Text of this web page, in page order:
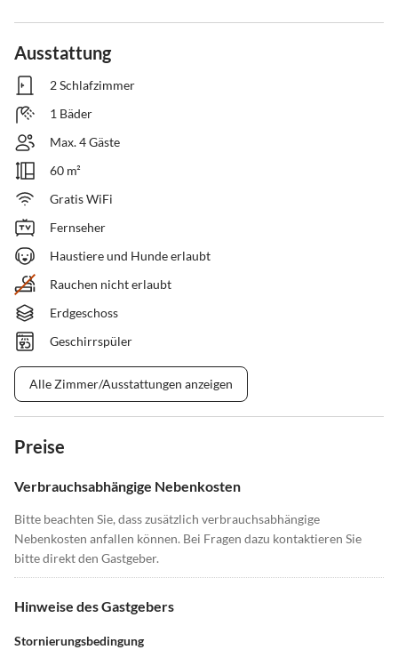
Ausstattung
2 Schlafzimmer
1 Bäder
Max. 4 Gäste
60 m²
Gratis WiFi
Fernseher
Haustiere und Hunde erlaubt
Rauchen nicht erlaubt
Erdgeschoss
Geschirrspüler
Alle Zimmer/Ausstattungen anzeigen
Preise
Verbrauchsabhängige Nebenkosten
Bitte beachten Sie, dass zusätzlich verbrauchsabhängige
Nebenkosten anfallen können. Bei Fragen dazu kontaktieren Sie
bitte direkt den Gastgeber.
Hinweise des Gastgebers
Stornierungsbedingung